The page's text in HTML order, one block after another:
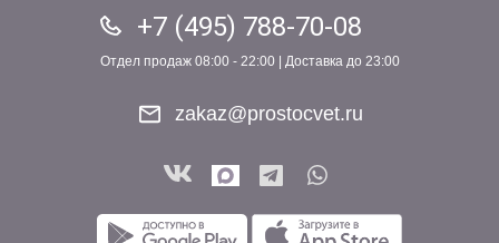
+7 (495) 788-70-08
Отдел продаж 08:00 - 22:00 | Доставка до 23:00
zakaz@prostocvet.ru